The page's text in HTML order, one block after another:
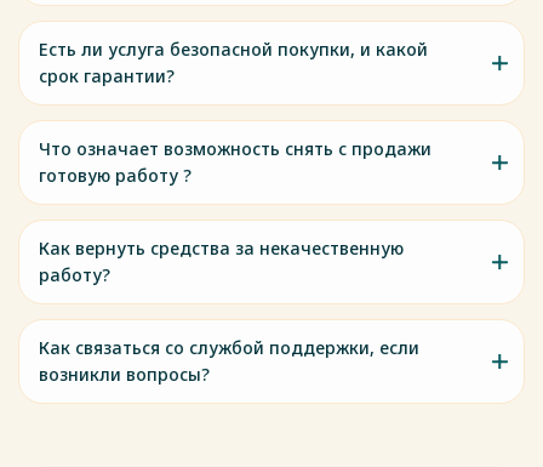
Есть ли услуга безопасной покупки, и какой
срок гарантии?
Что означает возможность снять с продажи
готовую работу ?
Как вернуть средства за некачественную
работу?
Как связаться со службой поддержки, если
возникли вопросы?